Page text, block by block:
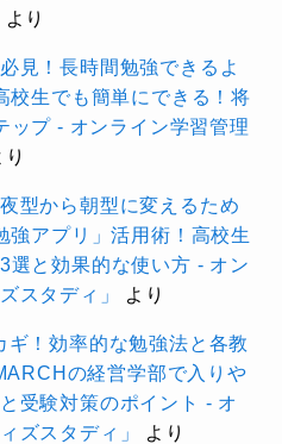
より
見！長時間勉強できるよ
校生でも簡単にできる！将
ップ - オンライン学習管理
り
型から朝型に変えるため
強アプリ」活用術！高校生
選と効果的な使い方 - オン
スタディ」
より
！効率的な勉強法と各教
の経営学部で入りや
受験対策のポイント - オ
ズスタディ」
より